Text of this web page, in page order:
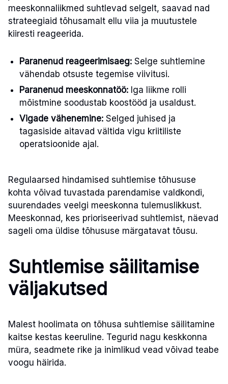
meeskonnaliikmed suhtlevad selgelt, saavad nad
strateegiaid tõhusamalt ellu viia ja muutustele
kiiresti reageerida.
Paranenud reageerimisaeg: Selge suhtlemine
vähendab otsuste tegemise viivitusi.
Paranenud meeskonnatöö: Iga liikme rolli
mõistmine soodustab koostööd ja usaldust.
Vigade vähenemine: Selged juhised ja
tagasiside aitavad vältida vigu kriitiliste
operatsioonide ajal.
Regulaarsed hindamised suhtlemise tõhususe
kohta võivad tuvastada parendamise valdkondi,
suurendades veelgi meeskonna tulemuslikkust.
Meeskonnad, kes prioriseerivad suhtlemist, näevad
sageli oma üldise tõhususe märgatavat tõusu.
Suhtlemise säilitamise
väljakutsed
Malest hoolimata on tõhusa suhtlemise säilitamine
kaitse kestas keeruline. Tegurid nagu keskkonna
müra, seadmete rike ja inimlikud vead võivad teabe
voogu häirida.